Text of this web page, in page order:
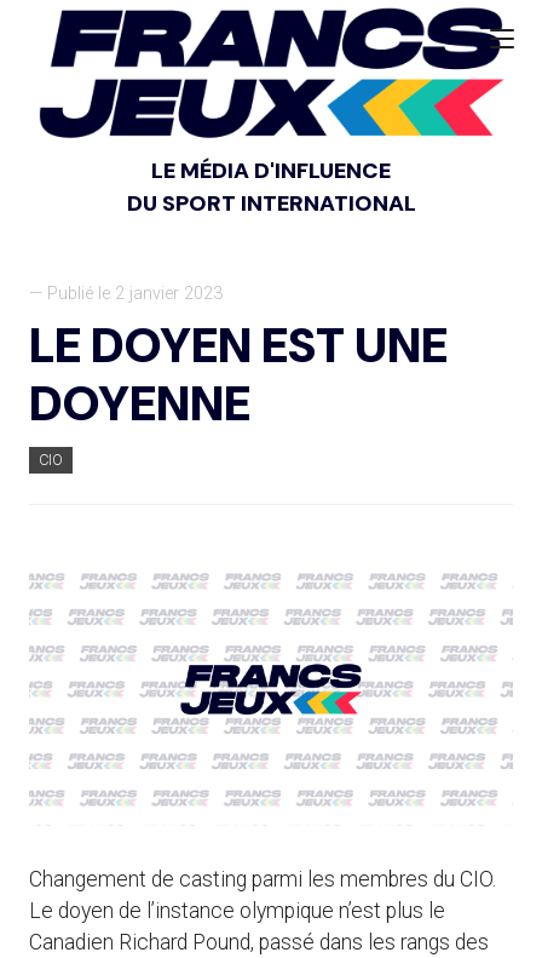
LE MÉDIA D'INFLUENCE
DU SPORT INTERNATIONAL
— Publié le 2 janvier 2023
LE DOYEN EST UNE
DOYENNE
CIO
Changement de casting parmi les membres du CIO.
Le doyen de l’instance olympique n’est plus le
Canadien Richard Pound, passé dans les rangs des